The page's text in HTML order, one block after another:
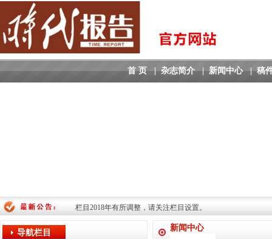
首 页|杂志简介|新闻中心|稿
栏目2018年有所调整，请关注栏目设置。
导航栏目
新闻中心